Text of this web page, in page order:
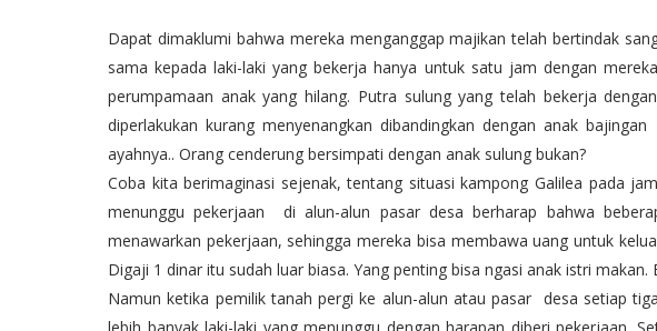
Dapat dimaklumi bahwa mereka menganggap majikan telah bertindak
sama kepada laki-laki yang bekerja hanya untuk satu jam dengan
perumpamaan anak yang hilang. Putra sulung yang telah bekerja
diperlakukan kurang menyenangkan dibandingkan dengan anak
ayahnya.. Orang cenderung bersimpati dengan anak sulung bukan?
Coba kita berimaginasi sejenak, tentang situasi kampong Galilea pada
menunggu pekerjaan di alun-alun pasar desa berharap bahwa
menawarkan pekerjaan, sehingga mereka bisa membawa uang untuk
Digaji 1 dinar itu sudah luar biasa. Yang penting bisa ngasi anak istri
Namun ketika pemilik tanah pergi ke alun-alun atau pasar desa setiap